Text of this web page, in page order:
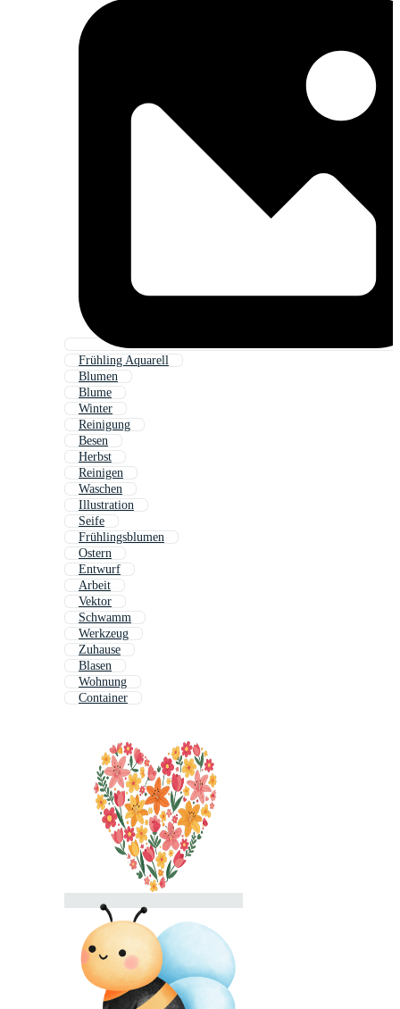
Frühling Aquarell
Blumen
Blume
Winter
Reinigung
Besen
Herbst
Reinigen
Waschen
Illustration
Seife
Frühlingsblumen
Ostern
Entwurf
Arbeit
Vektor
Schwamm
Werkzeug
Zuhause
Blasen
Wohnung
Container